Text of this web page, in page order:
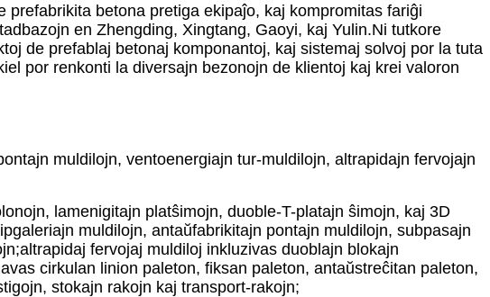
betona pretiga ekipaĵo, kaj kompromitas fariĝi
en Zhengding, Xingtang, Gaoyi, kaj Yulin.Ni tutkore
de prefablaj betonaj komponantoj, kaj sistemaj solvoj por la tuta
por renkonti la diversajn bezonojn de klientoj kaj krei valoron
muldilojn, ventoenergiajn tur-muldilojn, altrapidajn fervojajn
lamenigitajn platŝimojn, duoble-T-platajn ŝimojn, kaj 3D
muldilojn, antaŭfabrikitajn pontajn muldilojn, subpasajn
fervojaj muldiloj inkluzivas duoblajn blokajn
cirkulan linion paleton, fiksan paleton, antaŭstreĉitan paleton,
stokajn rakojn kaj transport-rakojn;